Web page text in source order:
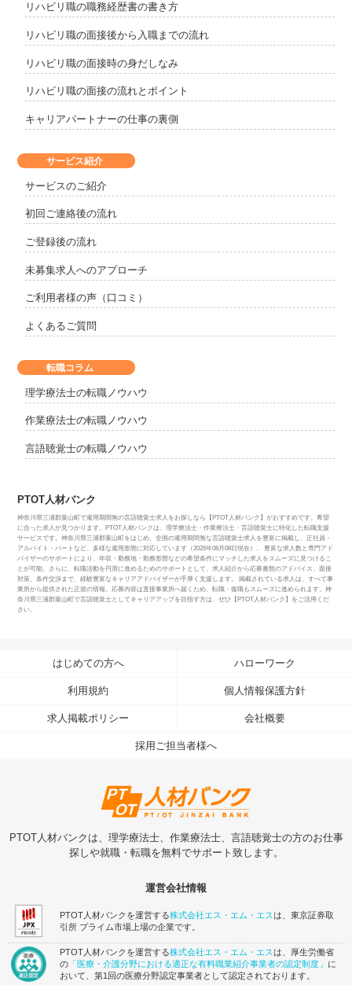
サービス紹介
サービスのご紹介
初回ご連絡後の流れ
ご登録後の流れ
未募集求人へのアプローチ
ご利用者様の声（口コミ）
よくあるご質問
リハビリ職の職務経歴書の書き方
リハビリ職の面接後から入職までの流れ
リハビリ職の面接時の身だしなみ
リハビリ職の面接の流れとポイント
キャリアパートナーの仕事の裏側
転職コラム
理学療法士の転職ノウハウ
作業療法士の転職ノウハウ
言語聴覚士の転職ノウハウ
PTOT人材バンク
神奈川県三浦郡葉山町で雇用期間無の言語聴覚士求人をお探しなら【PTOT人材バンク】がおすすめです。希望
に合った求人が見つかります。PTOT人材バンクは、理学療法士・作業療法士・言語聴覚士に特化した転職支援
サービスです。神奈川県三浦郡葉山町をはじめ、全国の雇用期間無な言語聴覚士求人を豊富に掲載し、正社員・
アルバイト・パートなど、多様な雇用形態に対応しています（2026年08月08日現在）。 豊富な求人数と専門アド
バイザーのサポートにより、年収・勤務地・勤務形態などの希望条件にマッチした求人をスムーズに見つけるこ
とが可能。さらに、転職活動を円滑に進めるためのサポートとして、求人紹介から応募書類のアドバイス、面接
対策、条件交渉まで、経験豊富なキャリアアドバイザーが手厚く支援します。 掲載されている求人は、すべて事
業所から提供された正規の情報。応募内容は直接事業所へ届くため、転職・復職もスムーズに進められます。神
奈川県三浦郡葉山町で言語聴覚士としてキャリアアップを目指す方は、ぜひ【PTOT人材バンク】をご活用くだ
さい。
はじめての方へ ハローワーク
利用規約 個人情報保護方針
求人掲載ポリシー 会社概要
採用ご担当者様へ
PTOT人材バンクは、理学療法士、作業療法士、言語聴覚士の方のお仕事
探しや就職・転職を無料でサポート致します。
運営会社情報
PTOT人材バンクを運営する株式会社エス・エム・エスは、東京証券取
引所 プライム市場上場の企業です。
PTOT人材バンクを運営する株式会社エス・エム・エスは、厚生労働省
の 「医療・介護分野における適正な有料職業紹介事業者の認定制度」 に
おいて、第1回の医療分野認定事業者として認定されております。